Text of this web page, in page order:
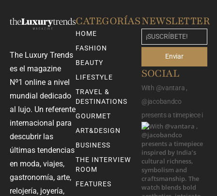
The Luxury Trends
es el magazine
Nº1 online a nivel
mundial dedicado
al lujo. Un referente
internacional para
descubrir las
últimas tendencias
en moda, viajes,
gastronomía, arte,
relojería, joyería,
CATEGORÍAS
HOME
FASHION
BEAUTY
LIFESTYLE
TRAVEL &
DESTINATIONS
GOURMET
ART&DESIGN
BUSINESS
THE INTERVIEW
ROOM
FEATURES
NEWSLETTER
Enviar
SOCIAL
With @vantara ,
@jacobandco
presents a timepiece i